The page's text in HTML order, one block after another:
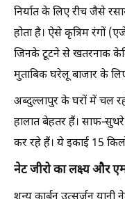
निर्यात के लिए रीच जैसे
होता है। ऐसे कृत्रिम रंगों
जिनके टूटने से खतरनाक
मुताबिक घरेलू बाजार के
अब्दुल्लापुर के घरों में चल
हालात बेहतर हैं। साफ-
कर रहे हैं। ये इकाई 15
नेट जीरो का लक्ष्य और